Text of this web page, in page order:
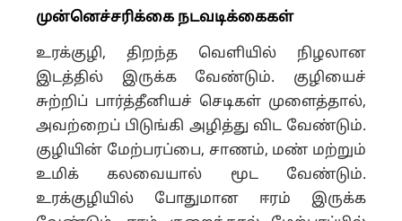
முன்னெச்சரிக்கை நடவடிக்கைகள்
உரக்குழி, திறந்த வெளியில் நிழலான
இடத்தில் இருக்க வேண்டும். குழியைச்
சுற்றிப் பார்த்தீனியச் செடிகள் முளைத்தால்,
அவற்றைப் பிடுங்கி அழித்து விட வேண்டும்.
குழியின் மேற்பரப்பை, சாணம், மண் மற்றும்
உமிக் கலவையால் மூட வேண்டும்.
உரக்குழியில் போதுமான ஈரம் இருக்க